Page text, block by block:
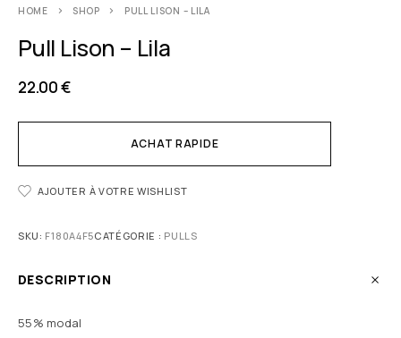
HOME SHOP PULL LISON – LILA
Pull Lison – Lila
22.00€
ACHAT RAPIDE
AJOUTER À VOTRE WISHLIST
SKU: F180A4F5CATÉGORIE : PULLS
DESCRIPTION
55% modal